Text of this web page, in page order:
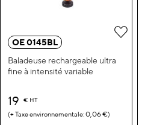
OE 0145BL
Baladeuse rechargeable ultra
fine à intensité variable
19 € HT
0,06 €